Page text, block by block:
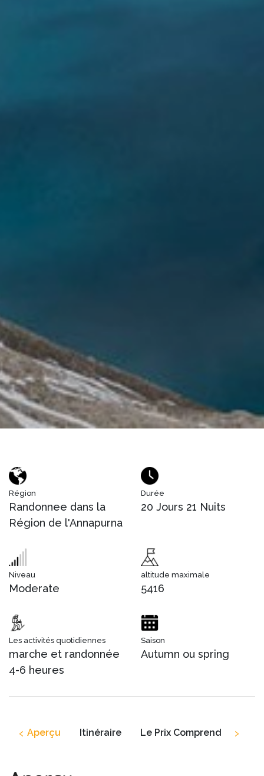
Région
Randonnee dans la
Région de l'Annapurna
Durée
20 Jours 21 Nuits
Niveau
Moderate
altitude maximale
5416
Les activités quotidiennes
marche et randonnée
4-6 heures
Saison
Autumn ou spring
Aperçu Itinéraire Le Prix Comprend
‹ ›